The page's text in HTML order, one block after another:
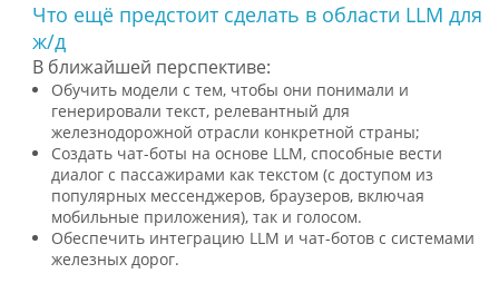
Что ещё предстоит сделать в области LLM для
ж/д
В ближайшей перспективе:
Обучить модели с тем, чтобы они понимали и
генерировали текст, релевантный для
железнодорожной отрасли конкретной страны;
Создать чат-боты на основе LLM, способные вести
диалог с пассажирами как текстом (с доступом из
популярных мессенджеров, браузеров, включая
мобильные приложения), так и голосом.
Обеспечить интеграцию LLM и чат-ботов с системами
железных дорог.